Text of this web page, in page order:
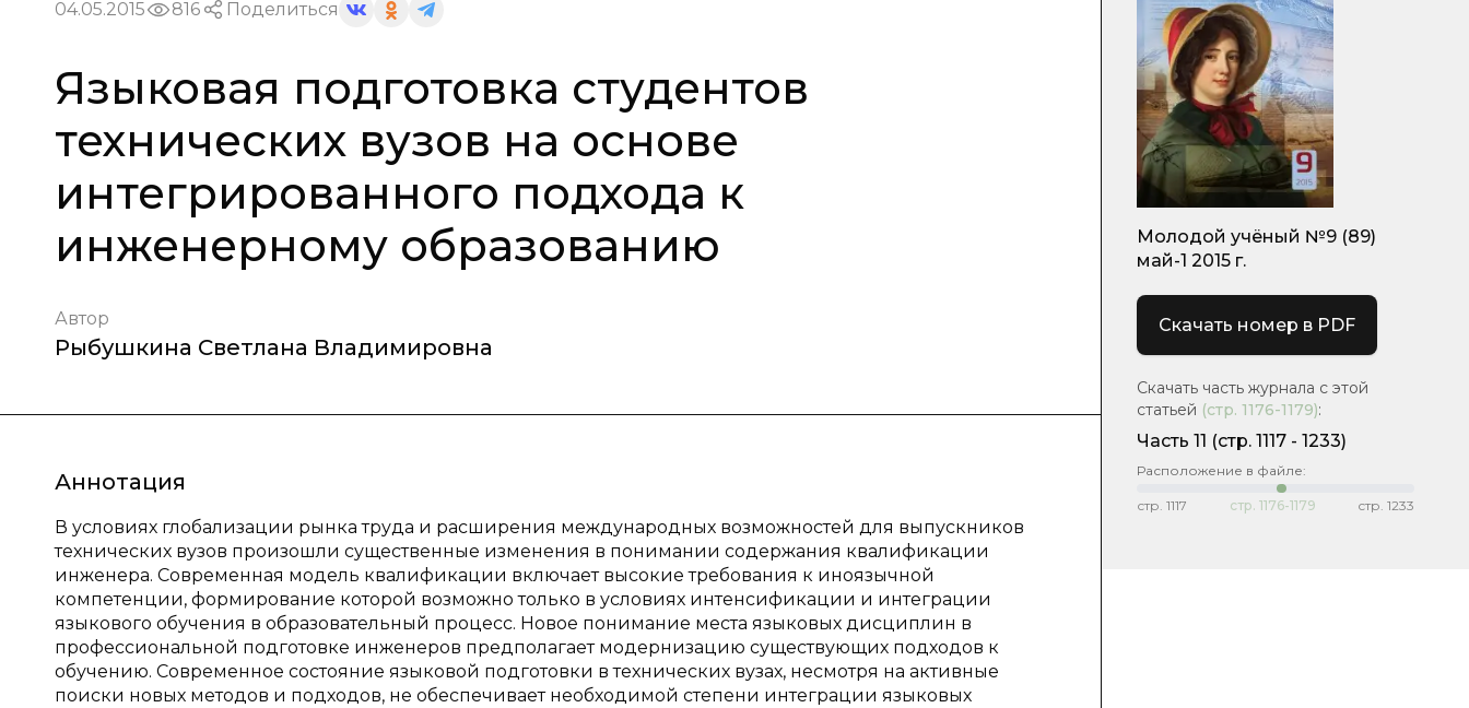
04.05.2015 816 Поделиться
Языковая подготовка студентов
технических вузов на основе
интегрированного подхода к
инженерному образованию
Автор
Рыбушкина Светлана Владимировна
Аннотация
В условиях глобализации рынка труда и расширения международных возможностей для выпускников
технических вузов произошли существенные изменения в понимании содержания квалификации
инженера. Современная модель квалификации включает высокие требования к иноязычной
компетенции, формирование которой возможно только в условиях интенсификации и интеграции
языкового обучения в образовательный процесс. Новое понимание места языковых дисциплин в
профессиональной подготовке инженеров предполагает модернизацию существующих подходов к
обучению. Современное состояние языковой подготовки в технических вузах, несмотря на активные
поиски новых методов и подходов, не обеспечивает необходимой степени интеграции языковых
Молодой учёный №9 (89)
май-1 2015 г.
Скачать номер в PDF
Скачать часть журнала с этой
статьей (стр. 1176-1179):
Часть 11 (cтр. 1117 - 1233)
Расположение в файле:
стр. 1117 стр. 1176-1179 стр. 1233